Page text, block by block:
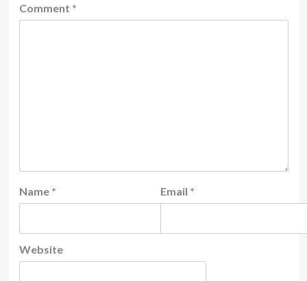
Comment *
Name * Email *
Website